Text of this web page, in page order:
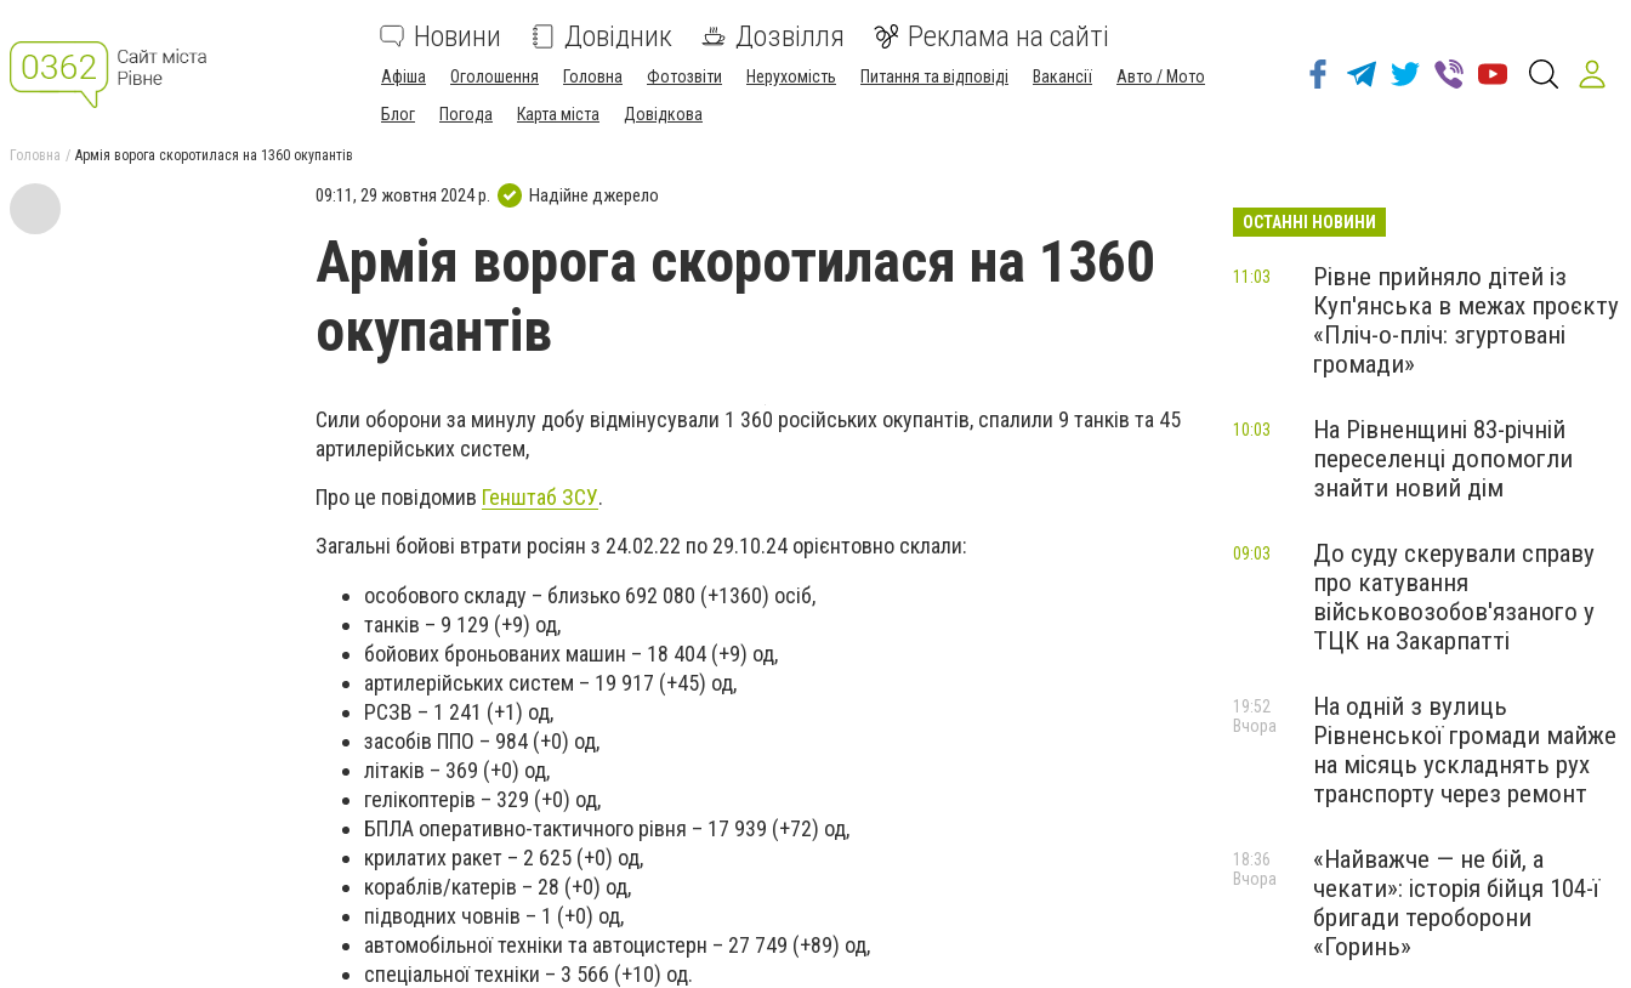
Новини Довідник Дозвілля Реклама на сайті
Афіша Оголошення Головна Фотозвіти Нерухомість Питання та відповіді Вакансії
Авто / Мото
Блог
Погода Карта міста Довідкова
Головна Армія ворога скоротилася на 1360 окупантів
09:11, 29 жовтня 2024 р. Надійне джерело
Армія ворога скоротилася на 1360
окупантів
Сили оборони за минулу добу відмінусували 1 360 російських окупантів, спалили 9 танків та 45
артилерійських систем,
Про це повідомив Генштаб ЗСУ.
Загальні бойові втрати росіян з 24.02.22 по 29.10.24 орієнтовно склали:
особового складу – близько 692 080 (+1360) осіб,
танків – 9 129 (+9) од,
бойових броньованих машин – 18 404 (+9) од,
артилерійських систем – 19 917 (+45) од,
РСЗВ – 1 241 (+1) од,
засобів ППО – 984 (+0) од,
літаків – 369 (+0) од,
гелікоптерів – 329 (+0) од,
БПЛА оперативно-тактичного рівня – 17 939 (+72) од,
крилатих ракет – 2 625 (+0) од,
кораблів/катерів – 28 (+0) од,
підводних човнів – 1 (+0) од,
автомобільної техніки та автоцистерн – 27 749 (+89) од,
спеціальної техніки – 3 566 (+10) од.
ОСТАННІ НОВИНИ
Рівне прийняло дітей із
Куп'янська в межах проєкту
«Пліч-о-пліч: згуртовані
громади»
11:03
На Рівненщині 83-річній
переселенці допомогли
знайти новий дім
10:03
До суду скерували справу
про катування
військовозобов'язаного у
ТЦК на Закарпатті
09:03
На одній з вулиць
Рівненської громади майже
на місяць ускладнять рух
транспорту через ремонт
19:52
Вчора
«Найважче — не бій, а
чекати»: історія бійця 104-ї
бригади тероборони
«Горинь»
18:36
Вчора